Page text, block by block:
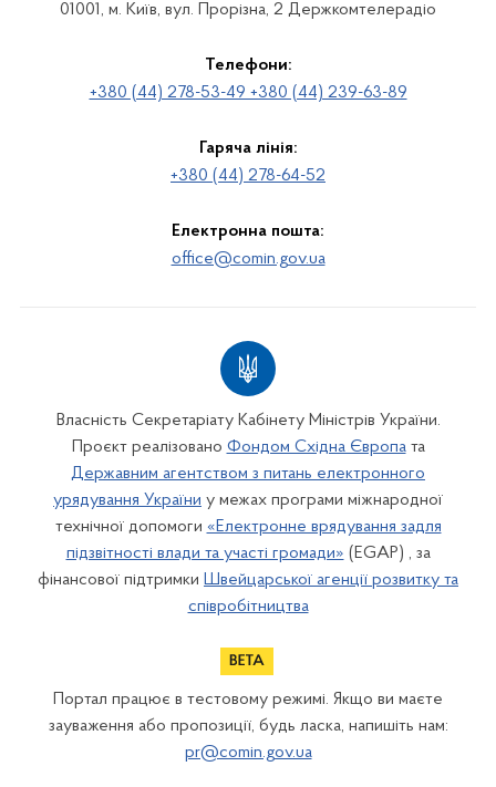
01001, м. Київ, вул. Прорізна, 2 Держкомтелерадіо
Телефони:
+380 (44) 278-53-49 +380 (44) 239-63-89
Гаряча лінія:
+380 (44) 278-64-52
Електронна пошта:
office@comin.gov.ua
Власність Секретаріату Кабінету Міністрів України.
Проєкт реалізовано Фондом Східна Європата
Державним агентством з питань електронного
урядування України у межах програми міжнародної
технічної допомоги «Електронне врядування задля
підзвітності влади та участі громади» (EGAP) , за
фінансової підтримки Швейцарської агенції розвитку та
співробітництва
Портал працює в тестовому режимі. Якщо ви маєте
зауваження або пропозиції, будь ласка, напишіть нам:
pr@comin.gov.ua